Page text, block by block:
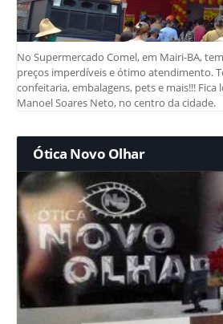
No Supermercado Comel, em Mairi-BA,
preços imperdíveis e ótimo atendimento.
confeitaria, embalagens, pets e mais!!! Fica
Manoel Soares Neto, no centro da cidade.
Ótica Novo Olhar